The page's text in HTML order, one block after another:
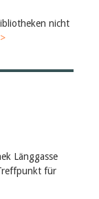
nicht
Länggasse
für